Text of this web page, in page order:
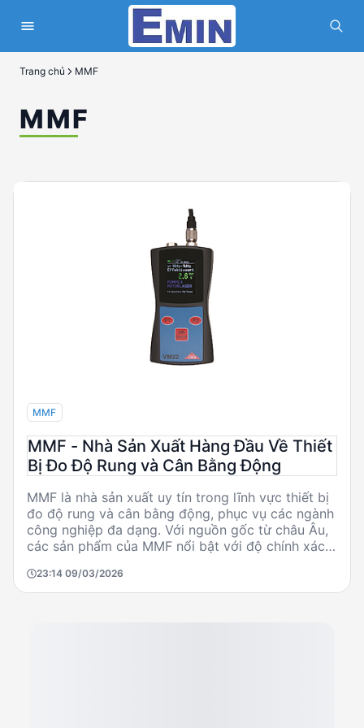
Trang chủ MMF
MMF
MMF
MMF - Nhà Sản Xuất Hàng Đầu Về Thiết
Bị Đo Độ Rung và Cân Bằng Động
MMF là nhà sản xuất uy tín trong lĩnh vực thiết bị
đo độ rung và cân bằng động, phục vụ các ngành
công nghiệp đa dạng. Với nguồn gốc từ châu Âu,
các sản phẩm của MMF nổi bật với độ chính xác
bền bỉ. Các sản phẩm tiêu biểu như máy đo độ
rung MMF VM24, dây nối cảm biến CBVM24, và
23:14 09/03/2026